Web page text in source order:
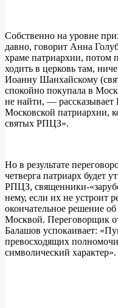
Собственно на уровне
давно, говорит Анна
храме патриархии, потом
ходить в церковь там,
Иоанну Шанхайскому
спокойно покупала в
не найти, —
Московской патриархии,
святых РПЦЗ».
Но в результате
четверга патриарх будет
РПЦЗ, священники-
нему, если их не устроит
окончательное решение
Москвой. Переговорщик
Балашов успокаивает:
превосходящих
символический характер».